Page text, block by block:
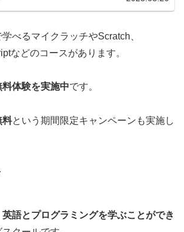
べるマイクラッチやScratch、
などのコースがあります。
料体験を実施中です。
料という期間限定キャンペーンも実施し
英語とプログラミングを学ぶことができ